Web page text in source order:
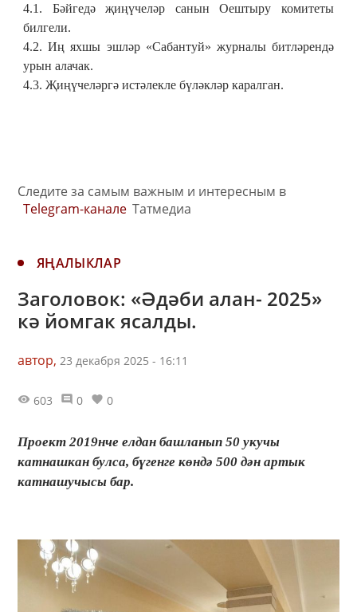
4.1. Бәйгедә җиңүчеләр санын Оештыру комитеты
билгели.
4.2.Иң яхшы эшләр «Сабантуй» журналы битләрендә
урын алачак.
4.3. Җиңүчеләргә истәлекле бүләкләр каралган.
Следите за самым важным и интересным в
Telegram-канале Татмедиа
ЯҢАЛЫКЛАР
Заголовок: «Әдәби алан- 2025»
кә йомгак ясалды.
автор, 23 декабря 2025 - 16:11
603 0 0
Проект 2019нче елдан башланып 50 укучы
катнашкан булса, бүгенге көндә 500 дән артык
катнашучысы бар.